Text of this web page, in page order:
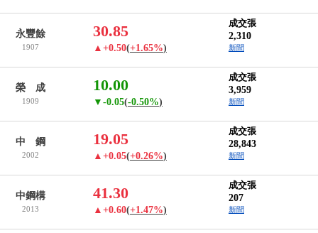
永豐餘
1907
30.85
▲+0.50(+1.65%)
成交張
2,310
新聞
榮 成
1909
10.00
▼-0.05(-0.50%)
成交張
3,959
新聞
中 鋼
2002
19.05
▲+0.05(+0.26%)
成交張
28,843
新聞
中鋼構
2013
41.30
▲+0.60(+1.47%)
成交張
207
新聞